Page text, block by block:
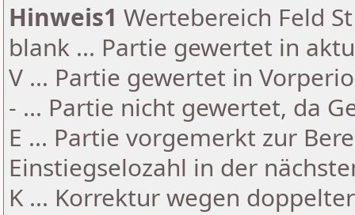
Hinweis1 Wertebereich Feld
blank ... Partie gewertet in
V ... Partie gewertet in
- ... Partie nicht gewertet, da
E ... Partie vorgemerkt zur
Einstiegselozahl in der
K ... Korrektur wegen